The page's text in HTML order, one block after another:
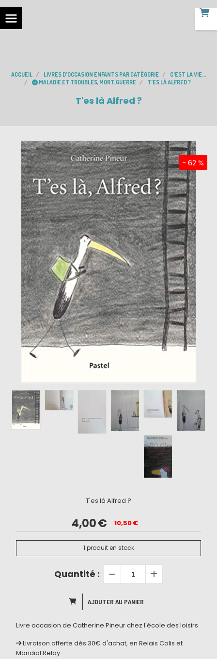
ACCUEIL LIVRES D'OCCASION ENFANTS PAR CATÉGORIE
C'EST LA VIE...
MALADIE ET TROUBLES, MORT, GUERRE
T'ES LÀ ALFRED ?
T'es là Alfred ?
- 62 %
T'es là Alfred ?
4,00€ 10,50€
1 produit en stock
Quantité :
AJOUTER AU PANIER
Livre occasion de Catherine Pineur chez l'école des loisirs
Livraison offerte dès 30€ d'achat, en Relais Colis et
Mondial Relay